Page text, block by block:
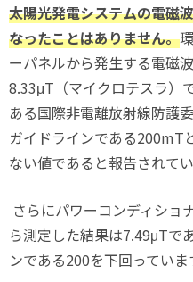
太陽光発電システムの電磁
なったことはありません。
ーパネルから発生する電磁
8.33μT（マイクロテスラ）
ある国際非電離放射線防護
ガイドラインである200mT
ない値であると報告されてい
さらにパワーコンディショ
ら測定した結果は7.49μTで
ンである200を下回っていま